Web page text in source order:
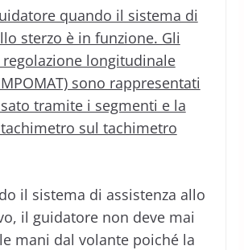
quando il sistema di
sterzo è in funzione. Gli
longitudinale
sono rappresentati
tramite i segmenti e la
sul tachimetro
il sistema di assistenza allo
il guidatore non deve mai
mani dal volante poiché la